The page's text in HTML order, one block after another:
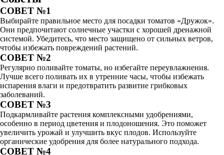
СОВЕТ №1
Выбирайте правильное место для посадки томатов «Дружок».
Они предпочитают солнечные участки с хорошей дренажной
системой. Убедитесь, что место защищено от сильных ветров,
чтобы избежать повреждений растений.
СОВЕТ №2
Регулярно поливайте томаты, но избегайте переувлажнения.
Лучше всего поливать их в утренние часы, чтобы избежать
испарения влаги и предотвратить развитие грибковых
заболеваний.
СОВЕТ №3
Подкармливайте растения комплексными удобрениями,
особенно в период цветения и плодоношения. Это поможет
увеличить урожай и улучшить вкус плодов. Используйте
органические удобрения для более натурального подхода.
СОВЕТ №4